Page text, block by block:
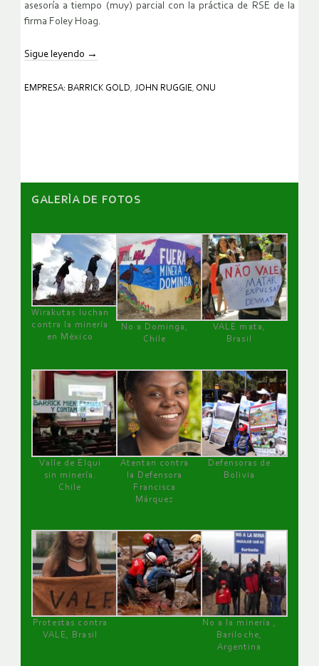
asesoría a tiempo (muy) parcial con la práctica de RSE de la
firma Foley Hoag.
Sigue leyendo →
EMPRESA: BARRICK GOLD, JOHN RUGGIE, ONU
GALERÌA DE FOTOS
Wirakutas luchan
contra la minería
en México
No a Dominga,
Chile
VALE mata,
Brasil
Valle de Elqui
sin minería.
Chile
Atentan contra
la Defensora
Francisca
Márquez
Defensoras de
Bolivia
Protestas contra
VALE, Brasil
No a la minería ,
Bariloche,
Argentina